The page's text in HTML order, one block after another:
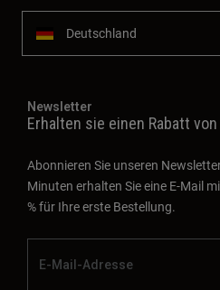
Deutschland
Newsletter
Erhalten sie einen Rabatt von
Abonnieren Sie unseren
Minuten erhalten Sie eine E-Mail
% für Ihre erste Bestellung.